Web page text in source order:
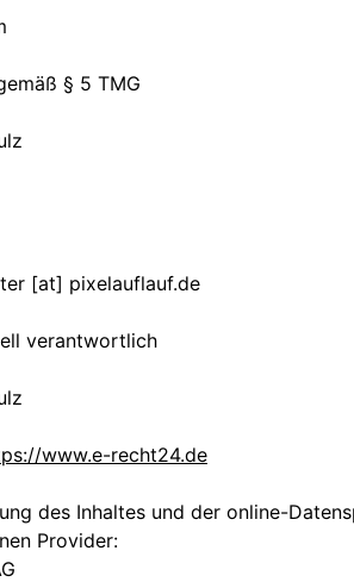
§ 5 TMG
[at] pixelauflauf.de
verantwortlich
www.e-recht24.de
des Inhaltes und der online-
Provider: